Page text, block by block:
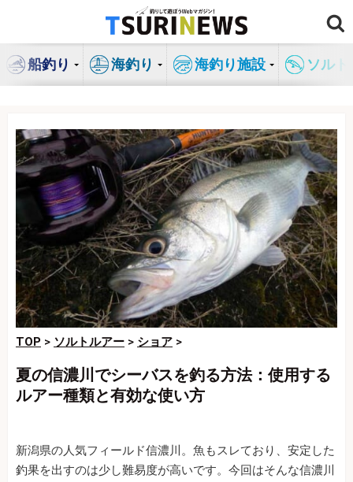
ン
船釣り 海釣り 海釣り施設 ソル
TOP > ソルトルアー > ショア >
夏の信濃川でシーバスを釣る方法：使用する
ルアー種類と有効な使い方
新潟県の人気フィールド信濃川。魚もスレており、安定した
釣果を出すのは少し難易度が高いです。今回はそんな信濃川